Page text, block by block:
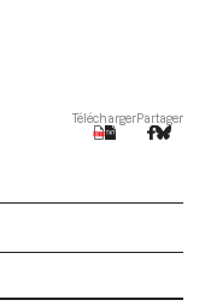
TéléchargerPartager